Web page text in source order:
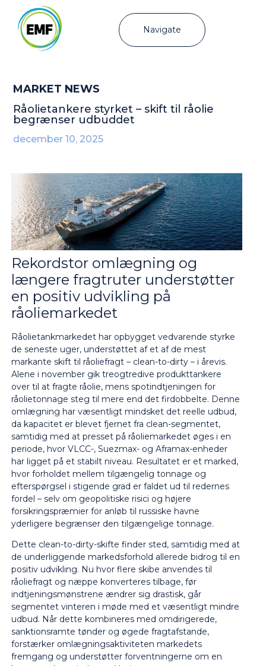
Navigate
MARKET NEWS
Råolietankere styrket – skift til råolie
begrænser udbuddet
december 10, 2025
Rekordstor omlægning og
længere fragtruter understøtter
en positiv udvikling på
råoliemarkedet
Råolietankmarkedet har opbygget vedvarende styrke
de seneste uger, understøttet af et af de mest
markante skift til råoliefragt – clean-to-dirty – i årevis.
Alene i november gik treogtredive produkttankere
over til at fragte råolie, mens spotindtjeningen for
råolietonnage steg til mere end det firdobbelte. Denne
omlægning har væsentligt mindsket det reelle udbud,
da kapacitet er blevet fjernet fra clean-segmentet,
samtidig med at presset på råoliemarkedet øges i en
periode, hvor VLCC-, Suezmax- og Aframax-enheder
har ligget på et stabilt niveau. Resultatet er et marked,
hvor forholdet mellem tilgængelig tonnage og
efterspørgsel i stigende grad er faldet ud til redernes
fordel – selv om geopolitiske risici og højere
forsikringspræmier for anløb til russiske havne
yderligere begrænser den tilgængelige tonnage.
Dette clean-to-dirty-skifte finder sted, samtidig med at
de underliggende markedsforhold allerede bidrog til en
positiv udvikling. Nu hvor flere skibe anvendes til
råoliefragt og næppe konverteres tilbage, før
indtjeningsmønstrene ændrer sig drastisk, går
segmentet vinteren i møde med et væsentligt mindre
udbud. Når dette kombineres med omdirigerede,
sanktionsramte tønder og øgede fragtafstande,
forstærker omlægningsaktiviteten markedets
fremgang og understøtter forventningerne om en